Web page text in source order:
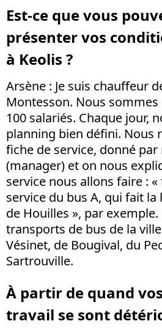
Est-ce que vous
présenter vos
à Keolis ?
Arsène : Je suis chauffeur
Montesson. Nous sommes
100 salariés. Chaque jour,
planning bien défini. Nous
fiche de service, donné
(manager) et on nous
service nous allons faire :
service du bus A, qui fait la
de Houilles », par
transports de bus de la
Vésinet, de Bougival, du
Sartrouville.
À partir de quand
travail se sont